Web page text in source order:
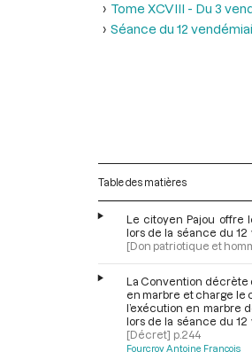
Tome XCVIII - Du 3
Séance du 12
Table des matières
Le citoyen Pajou offre
lors de la séance du 12
[Don patriotique et
La Convention décrète
en marbre et charge le
l’exécution en marbre
lors de la séance du 12
[Décret] p.244
Fourcroy Antoine François